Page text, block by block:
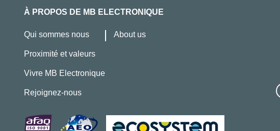
À PROPOS DE MB ELECTRONIQUE
Qui sommes nous About us
Proximité et valeurs
Vivre MB Electronique
Rejoignez-nous